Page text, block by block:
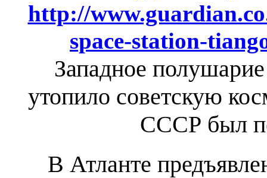
http://
space-station-
Западное
утопило советскую
СССР был
В Атланте